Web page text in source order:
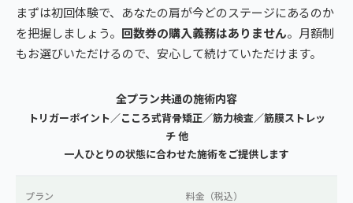
まずは初回体験で、あなたの肩が今どのステージにあるのか
を把握しましょう。 回数券の購入義務はありません。月額制
もお選びいただけるので、安心して続けていただけます。
全プラン共通の施術内容
トリガーポイント／こころ式背骨矯正／筋力検査／筋膜ストレッ
チ 他
一人ひとりの状態に合わせた施術をご提供します
プラン 料金（税込）